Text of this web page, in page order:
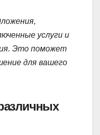
услуги и
Это поможет
для вашего